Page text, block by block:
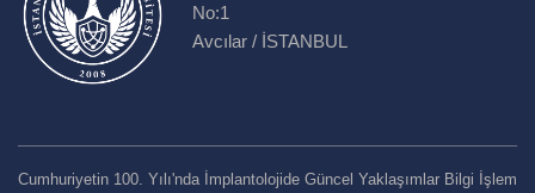
No:1
Avcılar / İSTANBUL
Cumhuriyetin 100. Yılı'nda İmplantolojide Güncel Yaklaşımlar Bilgi İşlem